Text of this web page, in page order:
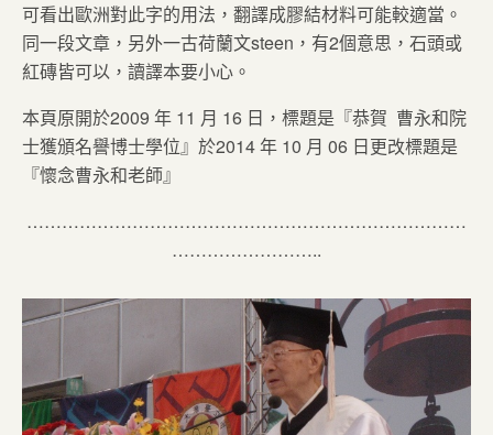
可看出歐洲對此字的用法，翻譯成膠結材料可能較適當。
同一段文章，另外一古荷蘭文steen，有2個意思，石頭或
紅磚皆可以，讀譯本要小心。
本頁原開於2009 年 11 月 16 日，標題是『恭賀 曹永和院
士獲頒名譽博士學位』於2014 年 10 月 06 日更改標題是
『懷念曹永和老師』
…………………………………………………………………
……………………..